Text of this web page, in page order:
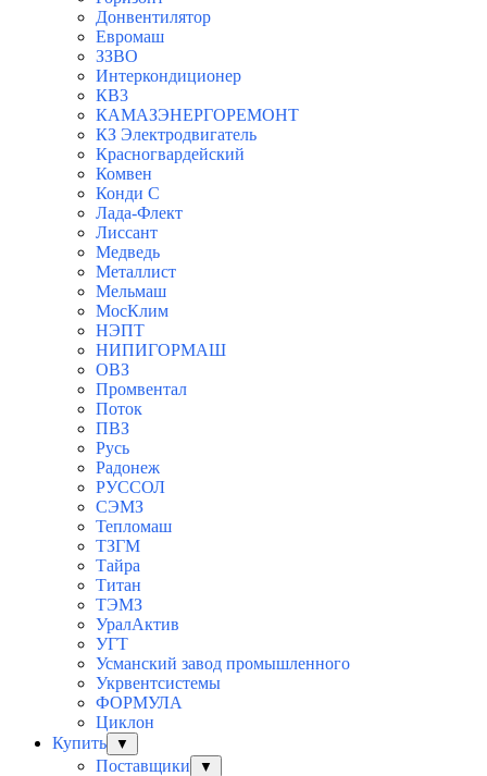
Донвентилятор
Евромаш
ЗЗВО
Интеркондиционер
КВ3
КАМАЗЭНЕРГОРЕМОНТ
КЗ Электродвигатель
Красногвардейский
Комвен
Конди С
Лада-Флект
Лиссант
Медведь
Металлист
Мельмаш
МосКлим
НЭПТ
НИПИГОРМАШ
ОВЗ
Промвентал
Поток
ПВЗ
Русь
Радонеж
РУССОЛ
СЭМЗ
Тепломаш
ТЗГМ
Тайра
Титан
ТЭМЗ
УралАктив
УГТ
Усманский завод промышленного
Укрвентсистемы
ФОРМУЛА
Циклон
Купить
▼
Поставщики ▼